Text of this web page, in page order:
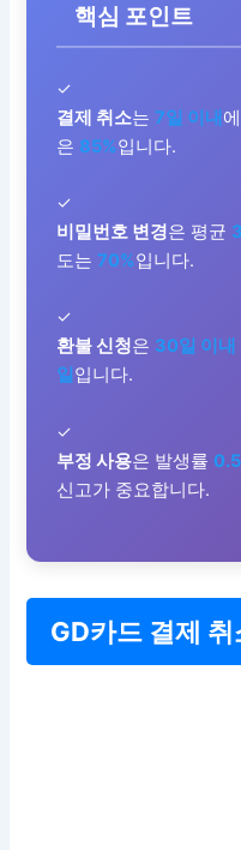
핵심 포인트
✓
결제 취소는7일 이내
은 85%입니다.
✓
비밀번호 변경은 평균
도는70%입니다.
✓
환불 신청은 30일 이내
일 입니다.
✓
부정 사용은 발생률
신고가 중요합니다.
GD카드 결제